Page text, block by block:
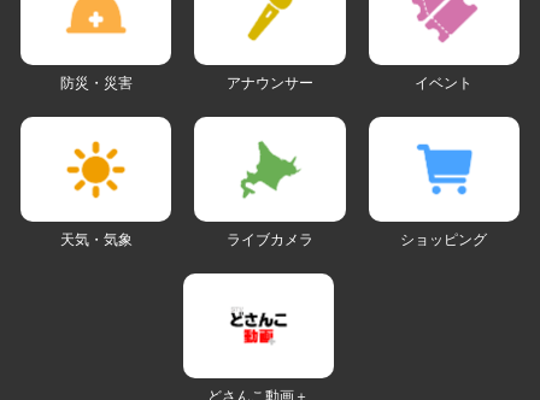
防災・災害 アナウンサー イベント
天気・気象 ライブカメラ ショッピング
どさんこ動画＋